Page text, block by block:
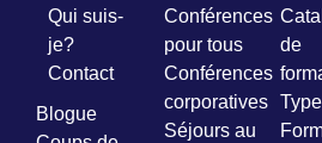
Qui suis-
je?
Contact
Blogue
Conférences
pour tous
Conférences
corporatives
Séjours au
de